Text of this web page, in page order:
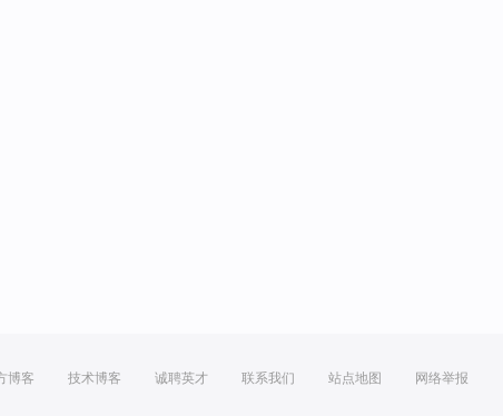
博客 技术博客 诚聘英才 联系我们 站点地图 网络举报